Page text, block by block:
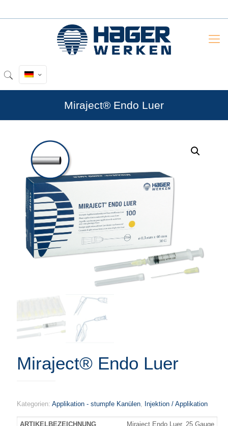
Miraject® Endo Luer
Miraject® Endo Luer
Kategorien: Applikation - stumpfe Kanülen Injektion / Applikation
Miraject Endo Luer, 25 Gauge